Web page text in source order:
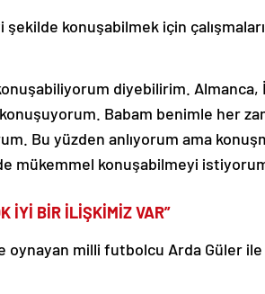
şekilde konuşabilmek için
diyebilirim.
Babam benimle her
Bu yüzden anlıyorum ama
mükemmel konuşabilmeyi
İYİ BİR İLİŞKİMİZ VAR”
oynayan milli futbolcu Arda Güler ile